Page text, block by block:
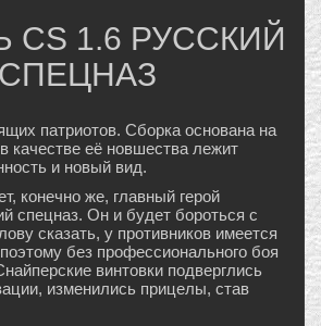
CS 1.6 РУССКИЙ
СПЕЦНАЗ
патриотов. Сборка основана на
качестве её новшества лежит
и новый вид.
конечно же, главный герой
спецназ. Он и будет бороться с
сказать, у противников имеется
без профессионального боя
винтовки подверглись
изменились прицелы, став